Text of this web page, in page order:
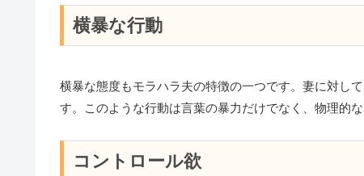
横暴な行動
横暴な態度もモラハラ夫の特徴の一つです。妻に対し
す。このような行動は言葉の暴力だけでなく、物理的
コントロール欲